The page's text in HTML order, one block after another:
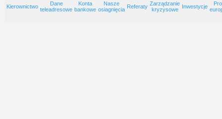
Kierownictwo
Dane
teleadresowe
Konta
bankowe
Nasze
osiagnięcia Referaty Zarządzanie
kryzysowe
Inwestycje